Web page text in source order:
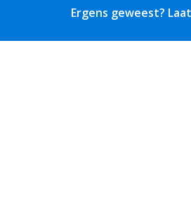
Ergens geweest?